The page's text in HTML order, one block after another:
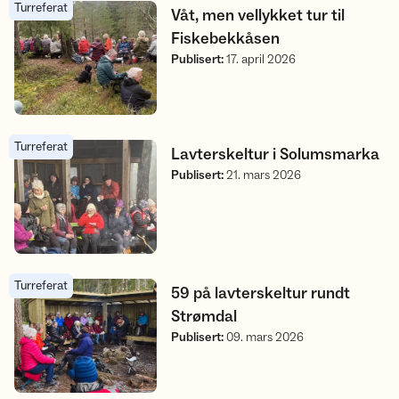
Våt, men vellykket tur til Fiskebekkåsen
Turreferat
Publisert:17. april 2026
Våt, men vellykket tur til
Fiskebekkåsen
Lavterskeltur i Solumsmarka
Turreferat
Publisert:21. mars 2026
Lavterskeltur i Solumsmarka
59 på lavterskeltur rundt Strømdal
Turreferat
Publisert:09. mars 2026
59 på lavterskeltur rundt
Strømdal